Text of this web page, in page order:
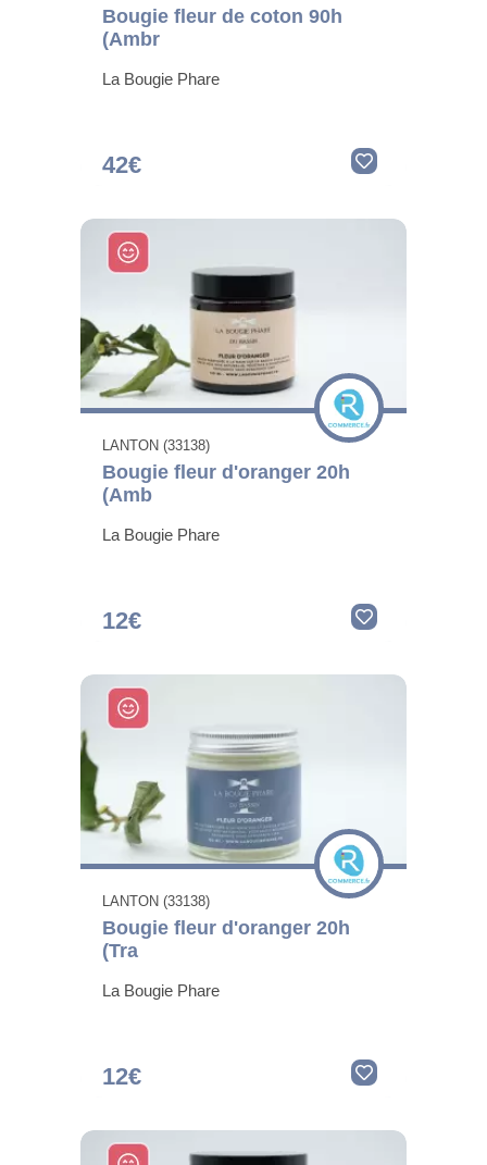
Bougie fleur de coton 90h
(Ambr
La Bougie Phare
42€
LANTON (33138)
Bougie fleur d'oranger 20h
(Amb
La Bougie Phare
12€
LANTON (33138)
Bougie fleur d'oranger 20h
(Tra
La Bougie Phare
12€